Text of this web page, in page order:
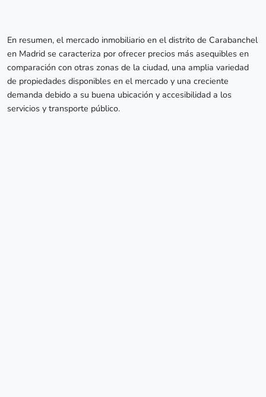
En resumen, el mercado inmobiliario en el distrito de Carabanchel
en Madrid se caracteriza por ofrecer precios más asequibles en
comparación con otras zonas de la ciudad, una amplia variedad
de propiedades disponibles en el mercado y una creciente
demanda debido a su buena ubicación y accesibilidad a los
servicios y transporte público.